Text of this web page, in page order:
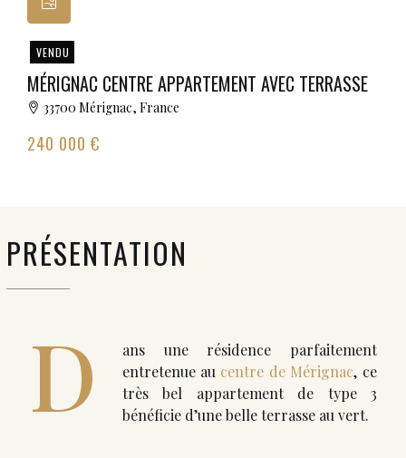
VENDU
MÉRIGNAC CENTRE APPARTEMENT AVEC TERRASSE
33700 Mérignac, France
240 000 €
PRÉSENTATION
D
ans une résidence parfaitement
entretenue au centre de Mérignac, ce
très bel appartement de type 3
bénéficie d’une belle terrasse au vert.